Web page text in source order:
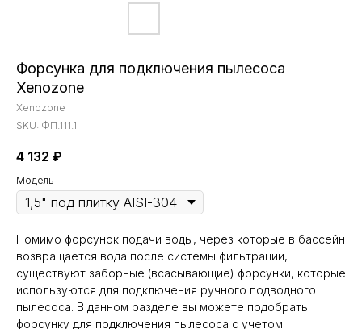
Форсунка для подключения пылесоса
Xenozone
Xenozone
SKU: ФП.111.1
4 132 ₽
Модель
Помимо форсунок подачи воды, через которые в бассейн
возвращается вода после системы фильтрации,
существуют заборные (всасывающие) форсунки, которые
используются для подключения ручного подводного
пылесоса. В данном разделе вы можете подобрать
форсунку для подключения пылесоса с учетом